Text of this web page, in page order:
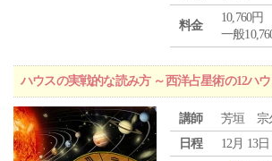
料金
10,760円
一般
ハウスの実戦的な読み方 ～西洋占星術の12ハ
講師
芳垣 宗
日程
12月 13日